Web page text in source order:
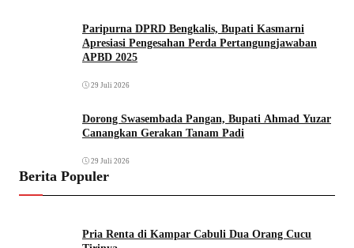
Paripurna DPRD Bengkalis, Bupati Kasmarni
Apresiasi Pengesahan Perda Pertangungjawaban
APBD 2025
29 Juli 2026
Dorong Swasembada Pangan, Bupati Ahmad Yuzar
Canangkan Gerakan Tanam Padi
29 Juli 2026
Berita Populer
Pria Renta di Kampar Cabuli Dua Orang Cucu